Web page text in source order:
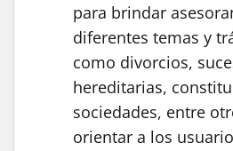
para brindar
diferentes temas y
como divorcios,
hereditarias,
sociedades, entre
orientar a los